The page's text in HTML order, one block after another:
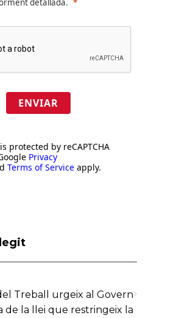
detallada.
ENVIAR
protected by reCAPTCHA
Privacy
Terms of Service apply.
Treball urgeix al Govern
de la llei que restringeix la